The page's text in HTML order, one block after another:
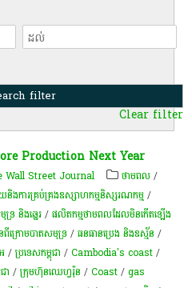
Clear filter
Production Next Year
Wall Street Journal ថាមពល /
ការគ្រប់គ្រងឧស្សាហកម្មនិស្សរណកម្ម /
រ និង​ឆ្នេរ​ /ផលិតកម្មថាមពលដែលមិនកើតឡើង
ពីក្រោមបាតសមុទ្រ /ធនធានប្រេង និងឧស្ម័ន /
/ប្រទេសកម្ពុជា /Cambodia's coast /
ា /ក្រុម​ហ៊ុន​ឈេហ្វរ៉ុន /Coast /gas